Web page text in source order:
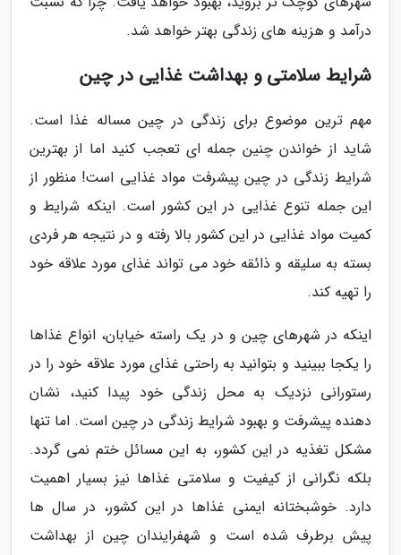
درآمد و هزینه های زندگی بهتر خواهد شد.
شرایط سلامتی و بهداشت غذایی در چین
مهم ترین موضوع برای زندگی در چین مساله غذا است.
شاید از خواندن چنین جمله ای تعجب کنید اما از بهترین
شرایط زندگی در چین پیشرفت مواد غذایی است! منظور از
این جمله تنوع غذایی در این کشور است. اینکه شرایط و
کمیت مواد غذایی در این کشور بالا رفته و در نتیجه هر فردی
بسته به سلیقه و ذائقه خود می تواند غذای مورد علاقه خود
را تهیه کند.
اینکه در شهرهای چین و در یک راسته خیابان، انواع غذاها
را یکجا ببینید و بتوانید به راحتی غذای مورد علاقه خود را در
رستورانی نزدیک به محل زندگی خود پیدا کنید، نشان
دهنده پیشرفت و بهبود شرایط زندگی در چین است. اما تنها
مشکل تغذیه در این کشور، به این مسائل ختم نمی گردد.
بلکه نگرانی از کیفیت و سلامتی غذاها نیز بسیار اهمیت
دارد. خوشبختانه ایمنی غذاها در این کشور، در سال ها
پیش برطرف شده است و شهفرایندان چین از بهداشت